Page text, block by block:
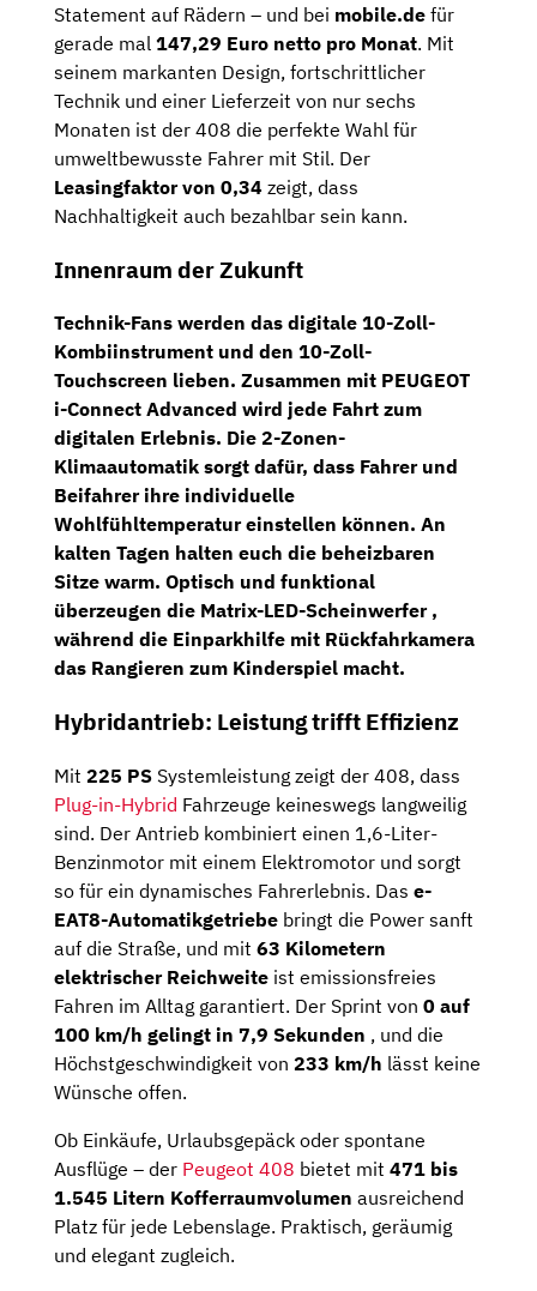
Statement auf Rädern – und bei mobile.de für
gerade mal 147,29 Euro netto pro Monat. Mit
seinem markanten Design, fortschrittlicher
Technik und einer Lieferzeit von nur sechs
Monaten ist der 408 die perfekte Wahl für
umweltbewusste Fahrer mit Stil. Der
Leasingfaktor von 0,34 zeigt, dass
Nachhaltigkeit auch bezahlbar sein kann.
Innenraum der Zukunft
Technik-Fans werden das digitale 10-Zoll-
Kombiinstrument und den 10-Zoll-
Touchscreen lieben. Zusammen mit PEUGEOT
i-Connect Advanced wird jede Fahrt zum
digitalen Erlebnis. Die 2-Zonen-
Klimaautomatik sorgt dafür, dass Fahrer und
Beifahrer ihre individuelle
Wohlfühltemperatur einstellen können. An
kalten Tagen halten euch die beheizbaren
Sitze warm. Optisch und funktional
überzeugen die Matrix-LED-Scheinwerfer,
während die Einparkhilfe mit Rückfahrkamera
das Rangieren zum Kinderspiel macht.
Hybridantrieb: Leistung trifft Effizienz
Mit 225 PS Systemleistung zeigt der 408, dass
Plug-in-Hybrid Fahrzeuge keineswegs langweilig
sind. Der Antrieb kombiniert einen 1,6-Liter-
Benzinmotor mit einem Elektromotor und sorgt
so für ein dynamisches Fahrerlebnis. Das e-
EAT8-Automatikgetriebe bringt die Power sanft
auf die Straße, und mit 63 Kilometern
elektrischer Reichweite ist emissionsfreies
Fahren im Alltag garantiert. Der Sprint von 0 auf
100 km/h gelingt in 7,9 Sekunden , und die
Höchstgeschwindigkeit von 233 km/h lässt keine
Wünsche offen.
Ob Einkäufe, Urlaubsgepäck oder spontane
Ausflüge – der Peugeot 408 bietet mit 471 bis
1.545 Litern Kofferraumvolumen ausreichend
Platz für jede Lebenslage. Praktisch, geräumig
und elegant zugleich.